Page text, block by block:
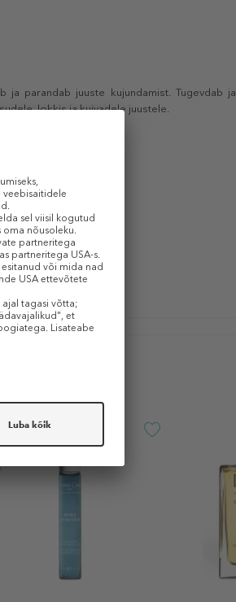
ja parandab juuste kujundamist. Tugevdab ja
lokkis ja kuivadele juustele.